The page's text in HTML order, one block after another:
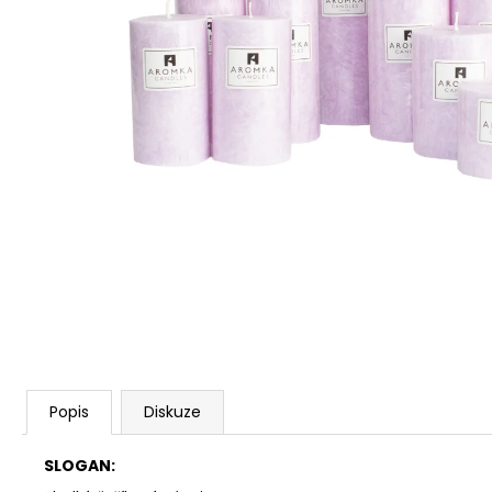
Popis Diskuze
SLOGAN:
PŘÍRODNÍ VONNÁ SVÍČKA SÓJOVÁ -
AROMKA - SET 10 KS ČAJOVÝCH
SVÍČEK V PLECHU - BEZ VŮNĚ
162 Kč